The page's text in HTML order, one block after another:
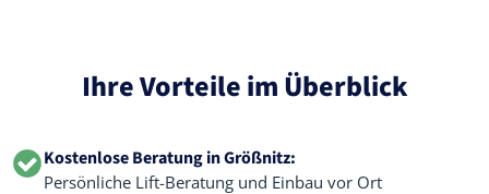
Ihre Vorteile im Überblick
Kostenlose Beratung in Größnitz:
Persönliche Lift-Beratung und Einbau vor Ort